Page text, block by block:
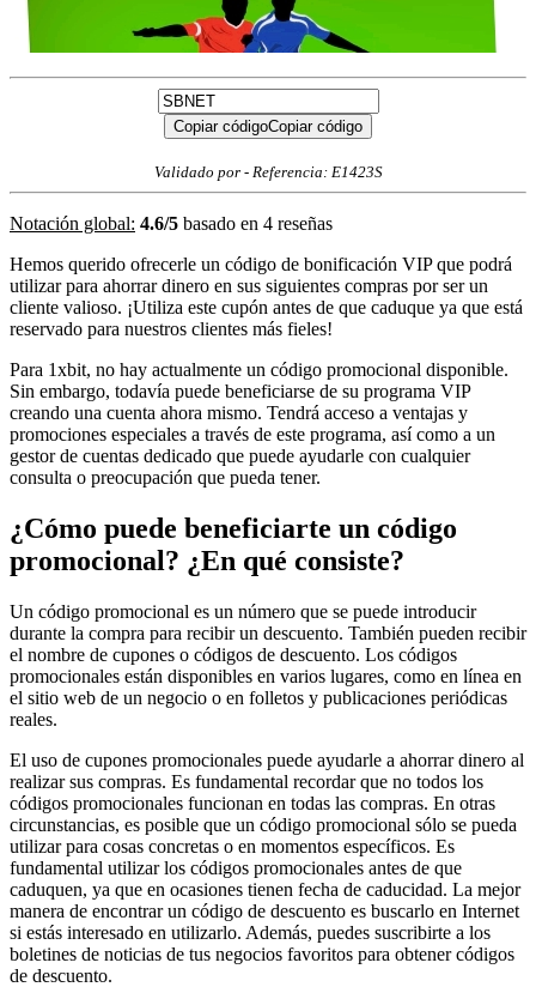
Copiar códigoCopiar código
Validado por - Referencia: E1423S
Notación global: 4.6/5 basado en 4 reseñas
Hemos querido ofrecerle un código de bonificación VIP que podrá
utilizar para ahorrar dinero en sus siguientes compras por ser un
cliente valioso. ¡Utiliza este cupón antes de que caduque ya que está
reservado para nuestros clientes más fieles!
Para 1xbit, no hay actualmente un código promocional disponible.
Sin embargo, todavía puede beneficiarse de su programa VIP
creando una cuenta ahora mismo. Tendrá acceso a ventajas y
promociones especiales a través de este programa, así como a un
gestor de cuentas dedicado que puede ayudarle con cualquier
consulta o preocupación que pueda tener.
¿Cómo puede beneficiarte un código
promocional? ¿En qué consiste?
Un código promocional es un número que se puede introducir
durante la compra para recibir un descuento. También pueden recibir
el nombre de cupones o códigos de descuento. Los códigos
promocionales están disponibles en varios lugares, como en línea en
el sitio web de un negocio o en folletos y publicaciones periódicas
reales.
El uso de cupones promocionales puede ayudarle a ahorrar dinero al
realizar sus compras. Es fundamental recordar que no todos los
códigos promocionales funcionan en todas las compras. En otras
circunstancias, es posible que un código promocional sólo se pueda
utilizar para cosas concretas o en momentos específicos. Es
fundamental utilizar los códigos promocionales antes de que
caduquen, ya que en ocasiones tienen fecha de caducidad. La mejor
manera de encontrar un código de descuento es buscarlo en Internet
si estás interesado en utilizarlo. Además, puedes suscribirte a los
boletines de noticias de tus negocios favoritos para obtener códigos
de descuento.